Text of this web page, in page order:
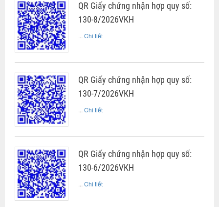
QR Giấy chứng nhận hợp quy số:
130-8/2026VKH
... Chi tiết
QR Giấy chứng nhận hợp quy số:
130-7/2026VKH
... Chi tiết
QR Giấy chứng nhận hợp quy số:
130-6/2026VKH
... Chi tiết